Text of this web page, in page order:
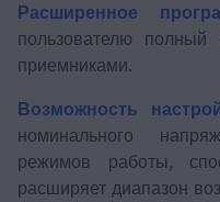
Расширенное
пользователю полный
приемниками.
Возможность
номинального
режимов работы,
расширяет диапазон